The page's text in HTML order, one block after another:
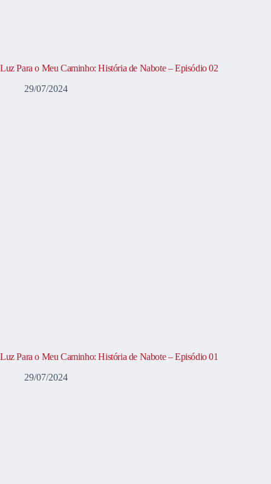
Luz Para o Meu Caminho: História de Nabote – Episódio 02
29/07/2024
Luz Para o Meu Caminho: História de Nabote – Episódio 01
29/07/2024